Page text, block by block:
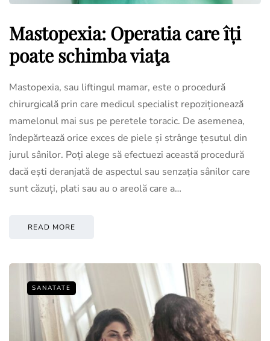
Mastopexia: Operatia care îți
poate schimba viaţa
Mastopexia, sau liftingul mamar, este o procedură
chirurgicală prin care medicul specialist repoziționează
mamelonul mai sus pe peretele toracic. De asemenea,
îndepărtează orice exces de piele și strânge țesutul din
jurul sânilor. Poți alege să efectuezi această procedură
dacă ești deranjată de aspectul sau senzația sânilor care
sunt căzuți, plati sau au o areolă care a…
READ MORE
SANATATE